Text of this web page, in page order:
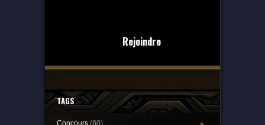
Rejoindre
TAGS
Concours (80)